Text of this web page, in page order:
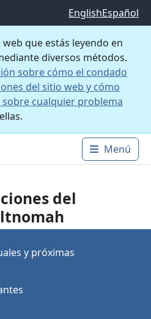
EnglishEspañol
que estás leyendo en
diversos métodos.
sobre cómo el condado
del sitio web y cómo
cualquier problema
Main
Menú
del
y próximas